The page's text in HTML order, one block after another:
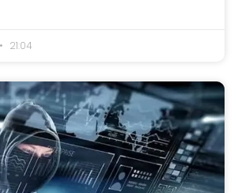
21:04